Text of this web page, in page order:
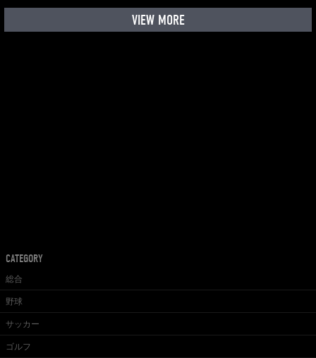
VIEW MORE
CATEGORY
総合
野球
サッカー
ゴルフ